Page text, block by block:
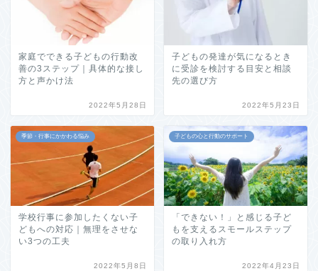
家庭でできる子どもの行動改
善の3ステップ｜具体的な接し
方と声かけ法
2022年5月28日
子どもの発達が気になるとき
に受診を検討する目安と相談
先の選び方
2022年5月23日
季節・行事にかかわる悩み
学校行事に参加したくない子
どもへの対応｜無理をさせな
い3つの工夫
2022年5月8日
子どもの心と行動のサポート
「できない！」と感じる子ど
もを支えるスモールステップ
の取り入れ方
2022年4月23日